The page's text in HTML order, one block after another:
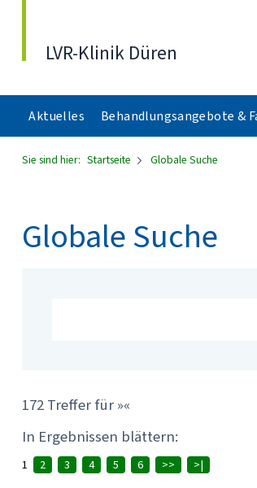
LVR-Klinik Düren
Aktuelles Behandlungsangebote &
Sie sind hier: Startseite Globale Suche
Globale Suche
172 Treffer für »«
In Ergebnissen blättern:
1 2 3 4 5 6 >> >|